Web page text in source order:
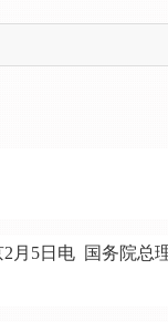
2月5日电 国务院总